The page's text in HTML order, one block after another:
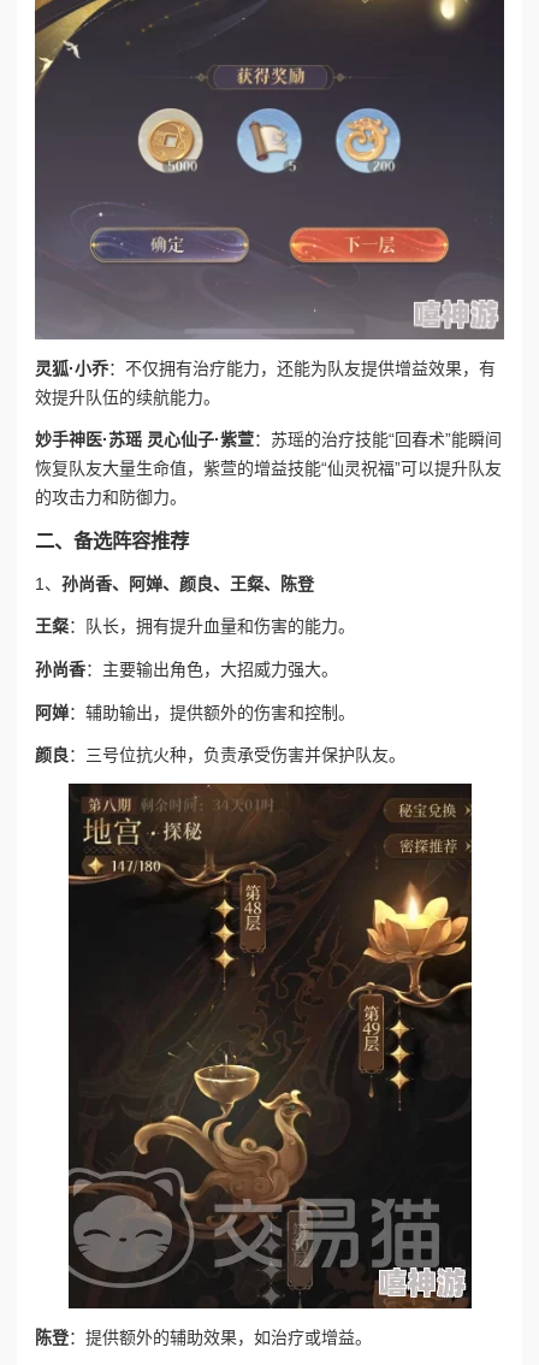
灵狐·小乔：不仅拥有治疗能力，还能为队友提供增益效果，有
效提升队伍的续航能力。
妙手神医·苏瑶 灵心仙子·紫萱：苏瑶的治疗技能“回春术”能瞬间
恢复队友大量生命值，紫萱的增益技能“仙灵祝福”可以提升队友
的攻击力和防御力。
二、备选阵容推荐
1、 孙尚香、阿婵、颜良、王粲、陈登
王粲：队长，拥有提升血量和伤害的能力。
孙尚香：主要输出角色，大招威力强大。
阿婵：辅助输出，提供额外的伤害和控制。
颜良：三号位抗火种，负责承受伤害并保护队友。
陈登：提供额外的辅助效果，如治疗或增益。